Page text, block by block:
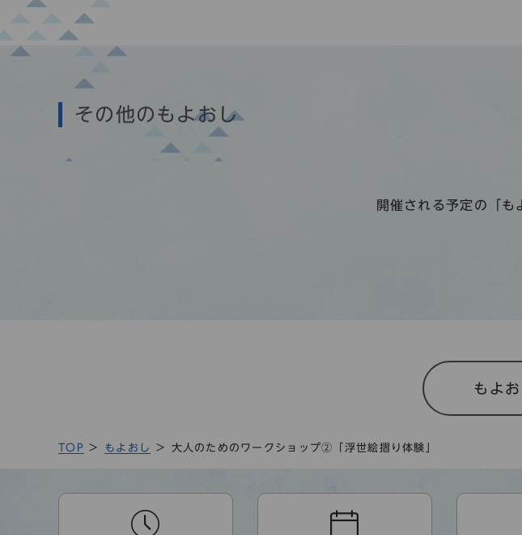
その他のもよおし
開催される予定の「も
もよ
TOP もよおし 大人のためのワークショップ②「浮世絵摺り体験」